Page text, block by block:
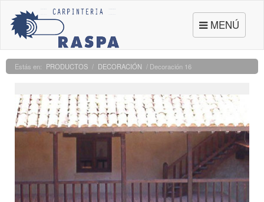
Toggle
navigation
MENÚ
PRODUCTOS / DECORACIÓN / Decoración 16